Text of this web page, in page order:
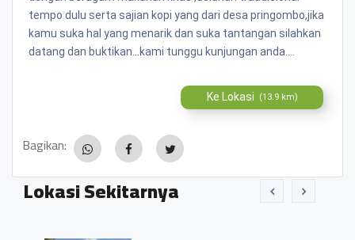
tempo dulu serta sajian kopi yang dari desa pringombo,jika
kamu suka hal yang menarik dan suka tantangan silahkan
datang dan buktikan...kami tunggu kunjungan anda....
Ke Lokasi (13.9 km)
Bagikan:
Lokasi Sekitarnya